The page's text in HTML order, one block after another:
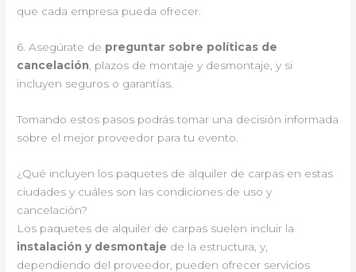
que cada empresa pueda ofrecer.
6. Asegúrate de preguntar sobre políticas de
cancelación , plazos de montaje y desmontaje, y si
incluyen seguros o garantías.
Tomando estos pasos podrás tomar una decisión informada
sobre el mejor proveedor para tu evento.
¿Qué incluyen los paquetes de alquiler de carpas en estas
ciudades y cuáles son las condiciones de uso y
cancelación?
Los paquetes de alquiler de carpas suelen incluir la
instalación y desmontaje de la estructura, y,
dependiendo del proveedor, pueden ofrecer servicios